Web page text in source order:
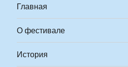
Главная
О фестивале
История